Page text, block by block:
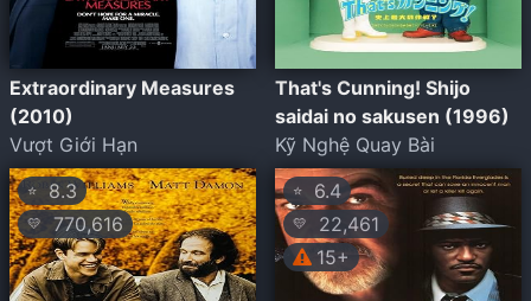
Extraordinary Measures
(2010)
Vượt Giới Hạn
That's Cunning! Shijo
saidai no sakusen (1996)
Kỹ Nghệ Quay Bài
⭐ 8.3
💛 770,616
⭐ 6.4
💛
22,461
15+